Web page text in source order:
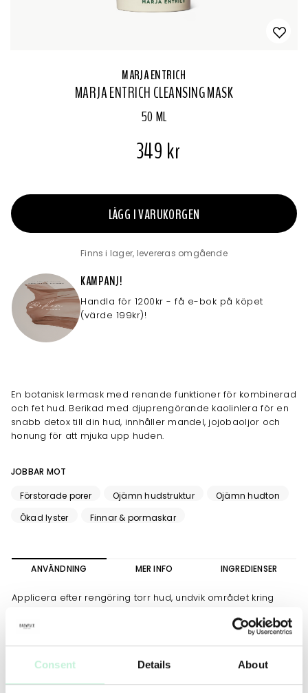
Consent Details About
MARJA ENTRICH
MARJA ENTRICH CLEANSING MASK
50 ML
349 kr
LÄGG I VARUKORGEN
Finns i lager, levereras omgående
KAMPANJ!
Handla för 1200kr - få e-bok på köpet
(värde 199kr)!
En botanisk lermask med renande funktioner för kombinerad
och fet hud. Berikad med djuprengörande kaolinlera för en
snabb detox till din hud, innhåller mandel, jojobaoljor och
honung för att mjuka upp huden.
JOBBAR MOT
Förstorade porer Ojämn hudstruktur
Ojämn hudton
Ökad lyster
Finnar & pormaskar
ANVÄNDNING MER INFO INGREDIENSER
Applicera efter rengöring torr hud, undvik området kring
vatten. Följ med toner, serum eller olja och fuktighetskräm.